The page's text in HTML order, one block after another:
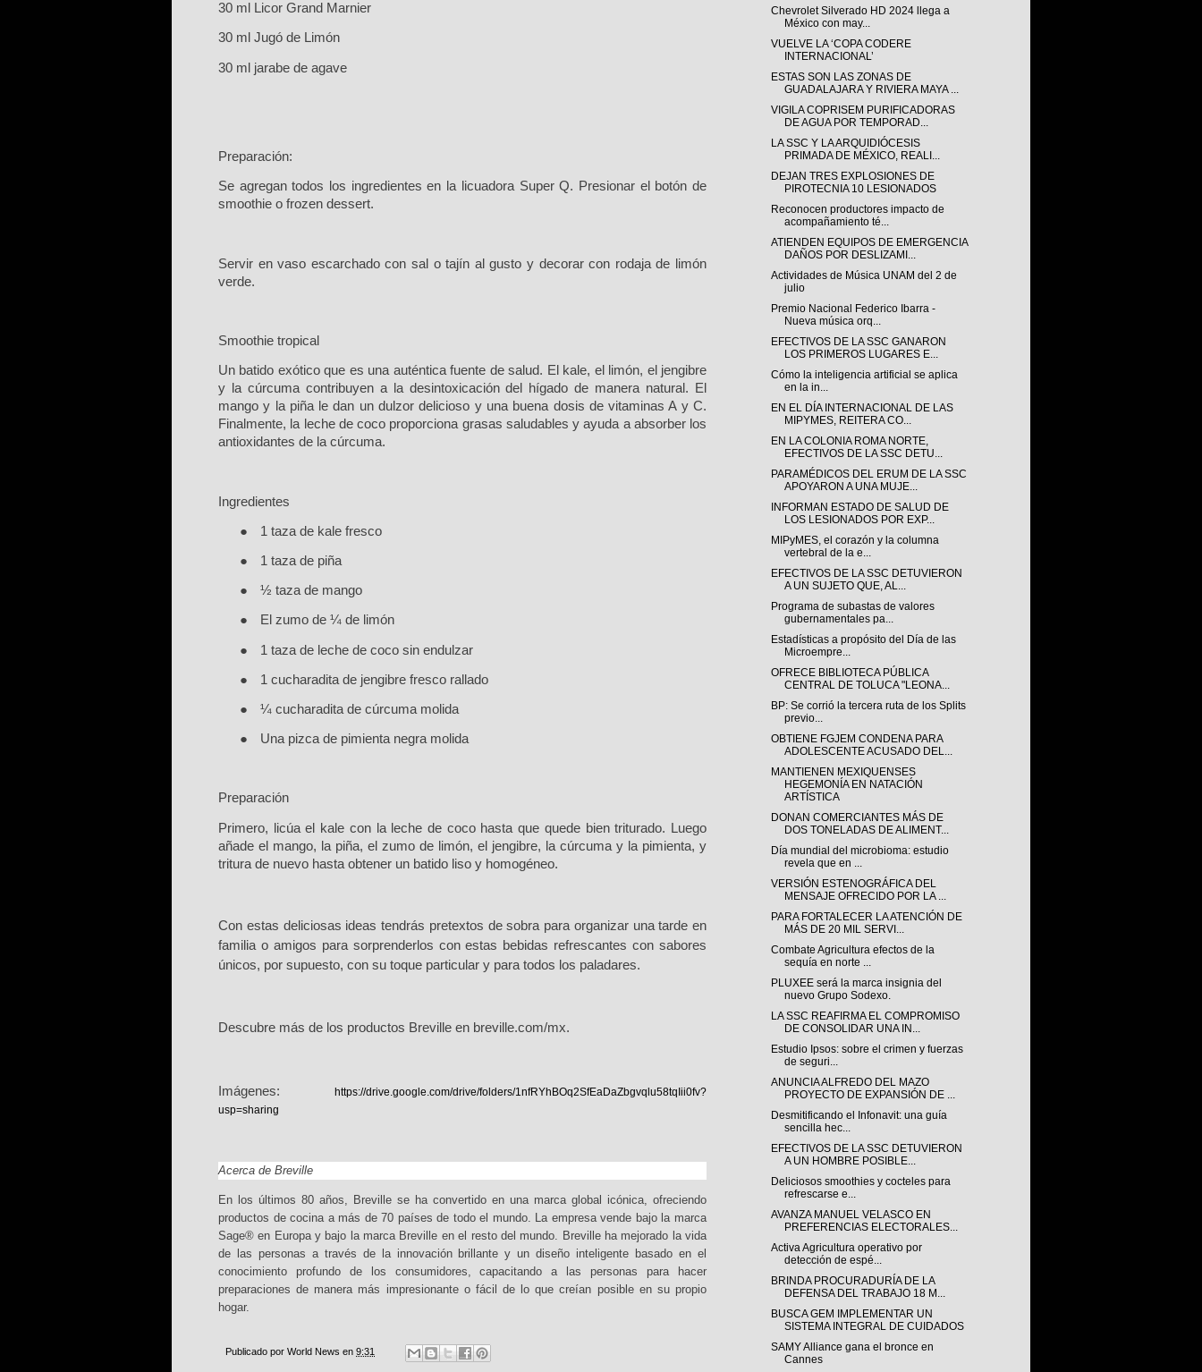
30 ml Licor Grand Marnier
30 ml Jugó de Limón
30 ml jarabe de agave
Preparación:
Se agregan todos los ingredientes en la licuadora Super Q. Presionar el botón de
smoothie o frozen dessert.
Servir en vaso escarchado con sal o tajín al gusto y decorar con rodaja de limón
verde.
Smoothie tropical
Un batido exótico que es una auténtica fuente de salud. El kale, el limón, el jengibre
y la cúrcuma contribuyen a la desintoxicación del hígado de manera natural. El
mango y la piña le dan un dulzor delicioso y una buena dosis de vitaminas A y C.
Finalmente, la leche de coco proporciona grasas saludables y ayuda a absorber los
antioxidantes de la cúrcuma.
Ingredientes
● 1 taza de kale fresco
● 1 taza de piña
● ½ taza de mango
● E l zumo de ¼ de limón
● 1 taza de leche de coco sin endulzar
● 1 cucharadita de jengibre fresco rallado
● ¼ cucharadita de cúrcuma molida
● Una pizca de pimienta negra molida
Preparación
Primero, licúa el kale con la leche de coco hasta que quede bien triturado. Luego
añade el mango, la piña, el zumo de limón, el jengibre, la cúrcuma y la pimienta, y
tritura de nuevo hasta obtener un batido liso y homogéneo.
Con estas deliciosas ideas tendrás pretextos de sobra para organizar una tarde en
familia o amigos para sorprenderlos con estas bebidas refrescantes con sabores
únicos, por supuesto, con su toque particular y para todos los paladares.
Descubre más de los productos Breville en breville.com/mx.
Imágenes: https://drive.google.com/drive/folders/1nfRYhBOq2SfEaDaZbgvqlu58tqIii0fv?
usp=sharing
Acerca de Breville
En los ú ltimos 80 años, Breville se ha convertido en una marca global icónica, ofreciendo
productos de cocina a más de 70 países de todo el mundo. La empresa vende bajo la marca
Sage® en Europa y bajo la marca Breville en el resto del mundo. Breville ha mejorado la vida
de las personas a través de la innovación brillante y un diseño inteligente basado en el
conocimiento profundo de los consumidores, capacitando a las personas para hacer
preparaciones de manera más impresionante o fácil de lo que creían posible en su propio
hogar.
Publicado por World News en 9:31
Chevrolet Silverado HD 2024 llega a
México con may...
VUELVE LA ‘COPA CODERE
INTERNACIONAL’
ESTAS SON LAS ZONAS DE
GUADALAJARA Y RIVIERA MAYA ...
VIGILA COPRISEM PURIFICADORAS
DE AGUA POR TEMPORAD...
LA SSC Y LA ARQUIDIÓCESIS
PRIMADA DE MÉXICO, REALI...
DEJAN TRES EXPLOSIONES DE
PIROTECNIA 10 LESIONADOS
Reconocen productores impacto de
acompañamiento té...
ATIENDEN EQUIPOS DE EMERGENCIA
DAÑOS POR DESLIZAMI...
Actividades de Música UNAM del 2 de
julio
Premio Nacional Federico Ibarra -
Nueva música orq...
EFECTIVOS DE LA SSC GANARON
LOS PRIMEROS LUGARES E...
Cómo la inteligencia artificial se aplica
en la in...
EN EL DÍA INTERNACIONAL DE LAS
MIPYMES, REITERA CO...
EN LA COLONIA ROMA NORTE,
EFECTIVOS DE LA SSC DETU...
PARAMÉDICOS DEL ERUM DE LA SSC
APOYARON A UNA MUJE...
INFORMAN ESTADO DE SALUD DE
LOS LESIONADOS POR EXP...
MIPyMES, el corazón y la columna
vertebral de la e...
EFECTIVOS DE LA SSC DETUVIERON
A UN SUJETO QUE, AL...
Programa de subastas de valores
gubernamentales pa...
Estadísticas a propósito del Día de las
Microempre...
OFRECE BIBLIOTECA PÚBLICA
CENTRAL DE TOLUCA "LEONA...
BP: Se corrió la tercera ruta de los Splits
previo...
OBTIENE FGJEM CONDENA PARA
ADOLESCENTE ACUSADO DEL...
MANTIENEN MEXIQUENSES
HEGEMONÍA EN NATACIÓN
ARTÍSTICA
DONAN COMERCIANTES MÁS DE
DOS TONELADAS DE ALIMENT...
Día mundial del microbioma: estudio
revela que en ...
VERSIÓN ESTENOGRÁFICA DEL
MENSAJE OFRECIDO POR LA ...
PARA FORTALECER LA ATENCIÓN DE
MÁS DE 20 MIL SERVI...
Combate Agricultura efectos de la
sequía en norte ...
PLUXEE será la marca insignia del
nuevo Grupo Sodexo.
LA SSC REAFIRMA EL COMPROMISO
DE CONSOLIDAR UNA IN...
Estudio Ipsos: sobre el crimen y fuerzas
de seguri...
ANUNCIA ALFREDO DEL MAZO
PROYECTO DE EXPANSIÓN DE ...
Desmitificando el Infonavit: una guía
sencilla hec...
EFECTIVOS DE LA SSC DETUVIERON
A UN HOMBRE POSIBLE...
Deliciosos smoothies y cocteles para
refrescarse e...
AVANZA MANUEL VELASCO EN
PREFERENCIAS ELECTORALES...
Activa Agricultura operativo por
detección de espé...
BRINDA PROCURADURÍA DE LA
DEFENSA DEL TRABAJO 18 M...
BUSCA GEM IMPLEMENTAR UN
SISTEMA INTEGRAL DE CUIDADOS
SAMY Alliance gana el bronce en
Cannes